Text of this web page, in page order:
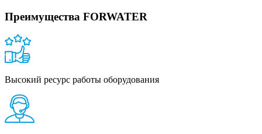
Преимущества FORWATER
Высокий ресурс работы оборудования